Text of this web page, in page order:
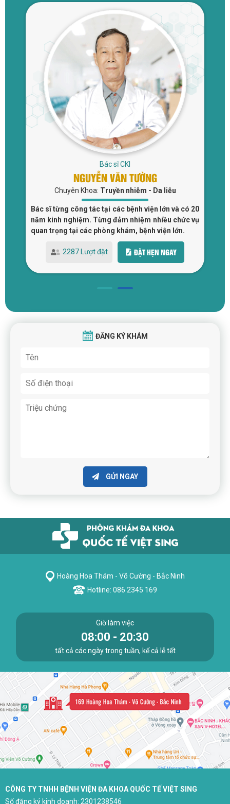
Bác sĩ CKI
NGUYỄN VĂN TƯỜNG
Chuyên Khoa: Truyền nhiễm - Da liễu
Bác sĩ từng công tác tại các bệnh viện lớn và có 20
năm kinh nghiệm. Từng đảm nhiệm nhiều chức vụ
quan trọng tại các phòng khám, bệnh viện lớn.
2287 Lượt đặt ĐẶT HẸN NGAY
ĐĂNG KÝ KHÁM
GỬI NGAY
Hoàng Hoa Thám - Võ Cường - Bắc Ninh
Hotline: 086 2345 169
Giờ làm việc
08:00 - 20:30
tất cả các ngày trong tuần, kể cả lễ tết
CÔNG TY TNHH BỆNH VIỆN ĐA KHOA QUỐC TẾ VIỆT SING
Số đăng ký kinh doanh: 2301238546